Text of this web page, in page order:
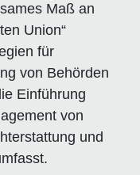
Maß an
Union“
für
von Behörden
Einführung
von
und